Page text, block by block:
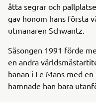
åtta segrar och
gav honom hans första
utmanaren Schwantz.
Säsongen 1991 förde
en andra
banan i Le Mans med
hamnade han bara